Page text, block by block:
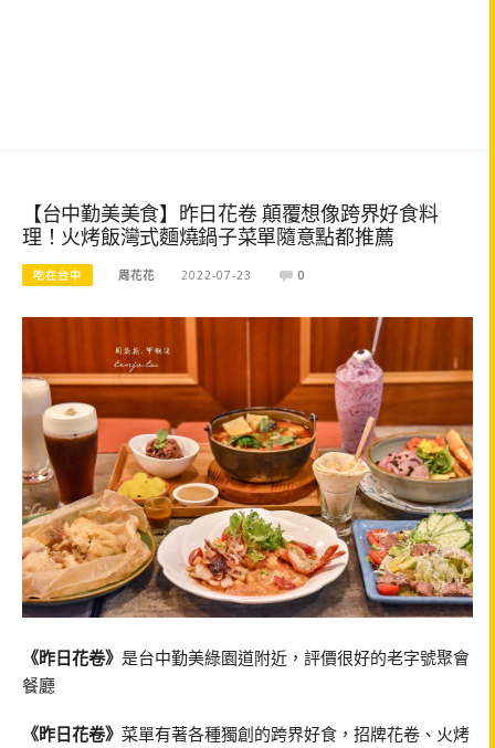
【台中勤美美食】昨日花卷 顛覆想像跨界好食料
理！火烤飯灣式麵燒鍋子菜單隨意點都推薦
吃在台中 周花花 2022-07-23 0
《昨日花卷》 是台中勤美綠園道附近，評價很好的老字號聚會
餐廳
《昨日花卷》 菜單有著各種獨創的跨界好食，招牌花卷、火烤